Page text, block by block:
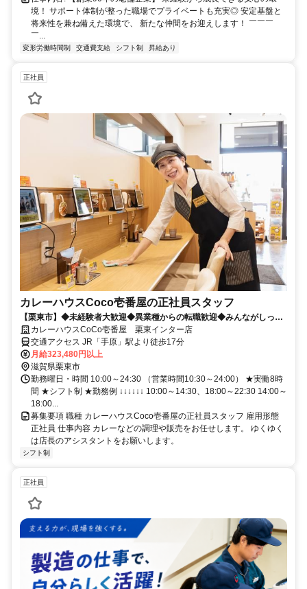
境！ サポート体制が整った職場でプライベートも充実◎ 安定基盤と
将来性を兼ね備えた環境で、 新たな仲間をお迎えします！ ￣￣￣
￣...
変形労働時間制 交通費支給 シフト制 昇給あり
正社員
カレーハウスCoco壱番屋の正社員スタッフ
【栗東市】◆未経験者大歓迎◆異業種からの転職歓迎◆みんながしって
るココイチでお仕事始めませんか！？
カレーハウスCoCo壱番屋 栗東インター店
交通アクセス JR「手原」駅より徒歩17分
月給323,480円以上
滋賀県栗東市
勤務曜日・時間 10:00～24:30 （営業時間10:30～24:00） ★実働8時
間 ★シフト制 ★勤務例 ↓↓↓↓↓↓ 10:00～14:30、18:00～22:30 14:00～
18:00...
募集要項 職種 カレーハウスCoco壱番屋の正社員スタッフ 雇用形態
正社員 仕事内容 カレーなどの調理や販売をお任せします。 ゆくゆく
は店長のアシスタントをお願いします。
シフト制
正社員